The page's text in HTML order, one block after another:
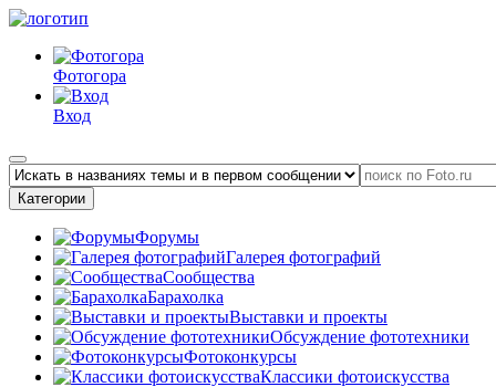
Фотогора
Вход
Категории
Форумы
Галерея фотографий
Сообщества
Барахолка
Выставки и проекты
Обсуждение фототехники
Фотоконкурсы
Классики фотоискусства